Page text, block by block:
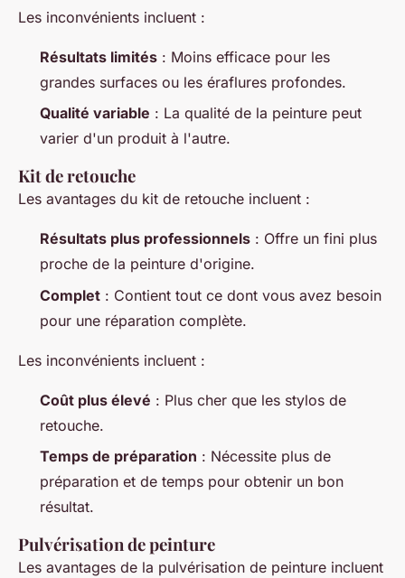
Les inconvénients incluent :
Résultats limités : Moins efficace pour les
grandes surfaces ou les éraflures profondes.
Qualité variable : La qualité de la peinture peut
varier d'un produit à l'autre.
Kit de retouche
Les avantages du kit de retouche incluent :
Résultats plus professionnels : Offre un fini plus
proche de la peinture d'origine.
Complet : Contient tout ce dont vous avez besoin
pour une réparation complète.
Les inconvénients incluent :
Coût plus élevé : Plus cher que les stylos de
retouche.
Temps de préparation : Nécessite plus de
préparation et de temps pour obtenir un bon
résultat.
Pulvérisation de peinture
Les avantages de la pulvérisation de peinture incluent